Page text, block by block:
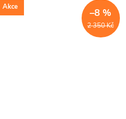
manipulaci....
Akce
2 350 Kč
–8 %